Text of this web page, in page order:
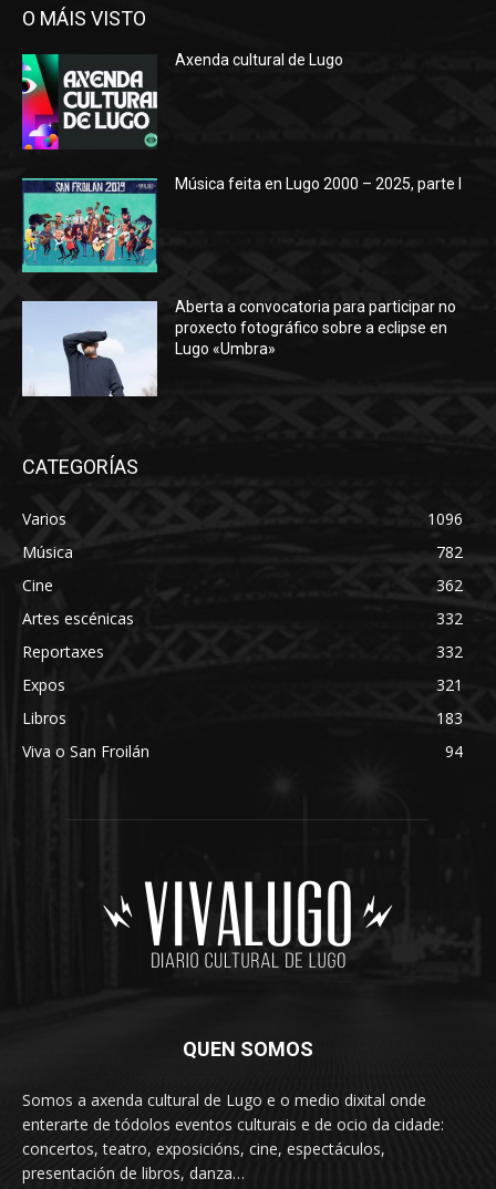
O MÁIS VISTO
Axenda cultural de Lugo
Música feita en Lugo 2000 – 2025, parte I
Aberta a convocatoria para participar no
proxecto fotográfico sobre a eclipse en
Lugo «Umbra»
CATEGORÍAS
Varios
1096
Música
782
Cine
362
Artes escénicas
332
Reportaxes
332
Expos
321
Libros
183
Viva o San Froilán
94
QUEN SOMOS
Somos a axenda cultural de Lugo e o medio dixital onde
enterarte de tódolos eventos culturais e de ocio da cidade:
concertos, teatro, exposicións, cine, espectáculos,
presentación de libros, danza…